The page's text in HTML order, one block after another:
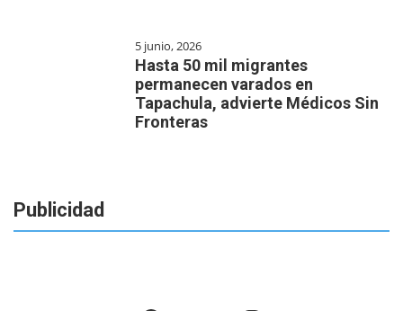
5 junio, 2026
Hasta 50 mil migrantes
permanecen varados en
Tapachula, advierte Médicos Sin
Fronteras
Publicidad